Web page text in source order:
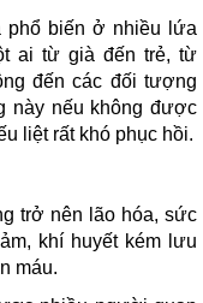
phổ biến ở nhiều lứa
ai từ già đến trẻ, từ
đến các đối tượng
này nếu không được
liệt rất khó phục hồi.
trở nên lão hóa, sức
khí huyết kém lưu
máu.